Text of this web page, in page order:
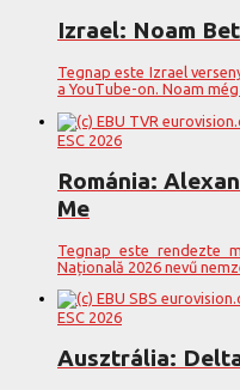
Izrael: Noam
Tegnap este Izrael
a YouTube-on. Noam
ESC 2026
Románia:
Me
Tegnap este rendezte
Națională 2026 nevű
ESC 2026
Ausztrália: